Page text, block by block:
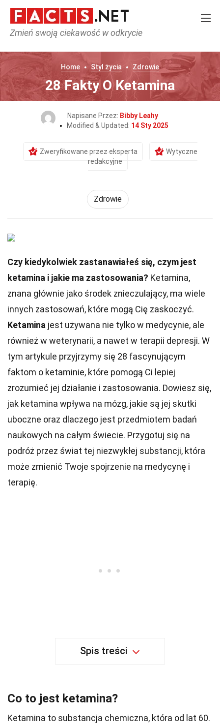
Zmień swoją ciekawość w odkrycie
Home Styl życia Zdrowie
28 Fakty O Ketamina
Napisane Przez: Bibby Leahy
Modified & Updated: 14 Sty 2025
Zweryfikowane przez eksperta
Wytyczne
redakcyjne
Zdrowie
Czy kiedykolwiek zastanawiałeś się, czym jest
ketamina i jakie ma zastosowania? Ketamina,
znana głównie jako środek znieczulający, ma wiele
innych zastosowań, które mogą Cię zaskoczyć.
Ketamina jest używana nie tylko w medycynie, ale
również w weterynarii, a nawet w terapii depresji. W
tym artykule przyjrzymy się 28 fascynującym
faktom o ketaminie, które pomogą Ci lepiej
zrozumieć jej działanie i zastosowania. Dowiesz się,
jak ketamina wpływa na mózg, jakie są jej skutki
uboczne oraz dlaczego jest przedmiotem badań
naukowych na całym świecie. Przygotuj się na
podróż przez świat tej niezwykłej substancji, która
może zmienić Twoje spojrzenie na medycynę i
terapię.
Spis treści
Co to jest ketamina?
Ketamina to substancja chemiczna, która od lat 60.